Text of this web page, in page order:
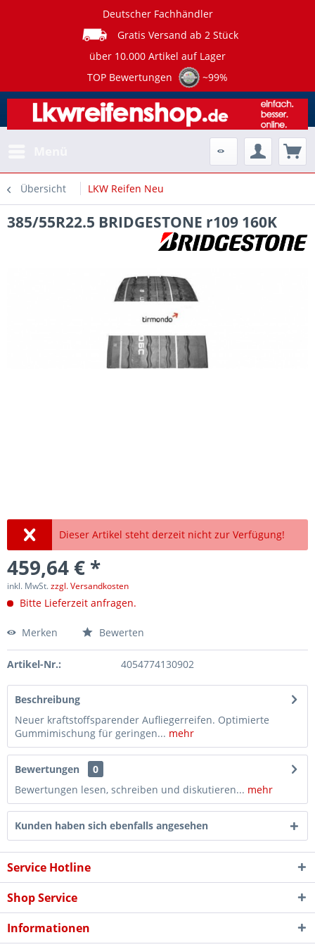
Deutscher Fachhändler
Gratis Versand ab 2 Stück
über 10.000 Artikel auf Lager
TOP Bewertungen
~99%
Übersicht LKW Reifen Neu
385/55R22.5 BRIDGESTONE r109 160K
Dieser Artikel steht derzeit nicht zur Verfügung!
459,64 € *
inkl. MwSt.zzgl. Versandkosten
Bitte Lieferzeit anfragen.
Merken Bewerten
Artikel-Nr.: 4054774130902
Beschreibung
Neuer kraftstoffsparender Aufliegerreifen. Optimierte
Gummimischung für geringen... mehr
Bewertungen
0
Bewertungen lesen, schreiben und diskutieren... mehr
Kunden haben sich ebenfalls angesehen
Service Hotline
Shop Service
Informationen